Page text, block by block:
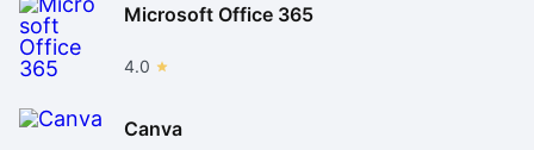
Microsoft Office 365
4.0
Canva